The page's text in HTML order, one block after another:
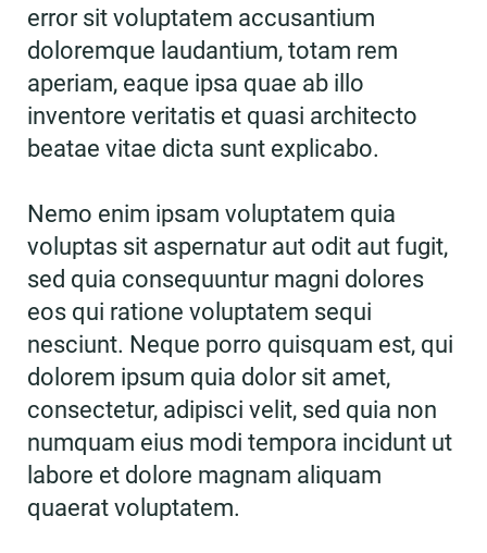
error sit voluptatem accusantium
doloremque laudantium, totam rem
aperiam, eaque ipsa quae ab illo
inventore veritatis et quasi architecto
beatae vitae dicta sunt explicabo.
Nemo enim ipsam voluptatem quia
voluptas sit aspernatur aut odit aut fugit,
sed quia consequuntur magni dolores
eos qui ratione voluptatem sequi
nesciunt. Neque porro quisquam est, qui
dolorem ipsum quia dolor sit amet,
consectetur, adipisci velit, sed quia non
numquam eius modi tempora incidunt ut
labore et dolore magnam aliquam
quaerat voluptatem.